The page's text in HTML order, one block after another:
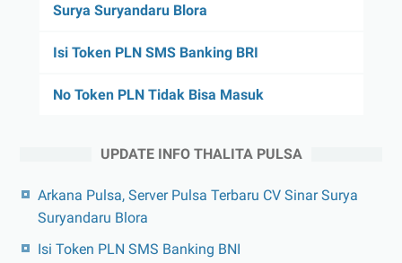
Surya Suryandaru Blora
Isi Token PLN SMS Banking BRI
No Token PLN Tidak Bisa Masuk
UPDATE INFO THALITA PULSA
Arkana Pulsa, Server Pulsa Terbaru CV Sinar Surya
Suryandaru Blora
Isi Token PLN SMS Banking BNI